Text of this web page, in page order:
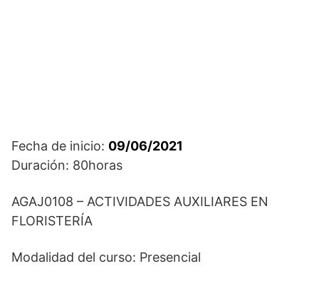
Fecha de inicio: 09/06/2021
Duración: 80horas
AGAJ0108 – ACTIVIDADES AUXILIARES EN
FLORISTERÍA
Modalidad del curso: Presencial